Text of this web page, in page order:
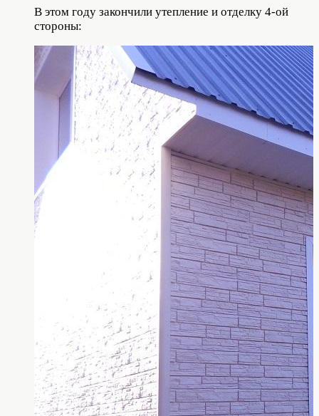
В этом году закончили утепление и отделку 4-ой
стороны: